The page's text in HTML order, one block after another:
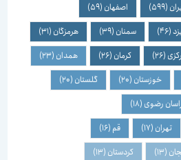
(599) اصفهان(59)
(46) سمنان(39) هرمزگان(31)
(26) کرمان(26) همدان(23)
خوزستان(20) گلستان(20)
رضوی(18)
تهران(17)
(16)
(13) کردستان(13)